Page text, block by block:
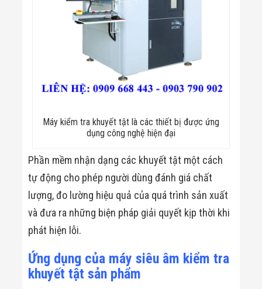
Máy kiểm tra khuyết tật là các thiết bị được ứng
dụng công nghệ hiện đại
Phần mềm nhận dạng các khuyết tật một cách
tự động cho phép người dùng đánh giá chất
lượng, đo lường hiệu quả của quá trình sản xuất
và đưa ra những biện pháp giải quyết kịp thời khi
phát hiện lỗi.
Ứng dụng của máy siêu âm kiểm tra
khuyết tật sản phẩm